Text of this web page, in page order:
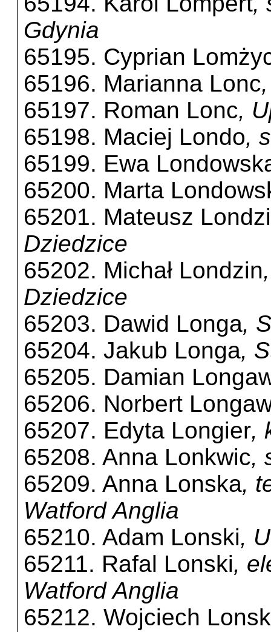
Gdynia
65195. Cyprian
65196. Marianna Lonc
65197. Roman Lonc,
65198. Maciej Londo,
65199. Ewa
65200. Marta
65201. Mateusz
Dziedzice
65202. Michał Londzin
Dziedzice
65203. Dawid Longa,
65204. Jakub Longa,
65205. Damian
65206. Norbert
65207. Edyta Longier,
65208. Anna Lonkwic,
65209. Anna Lonska,
Watford Anglia
65210. Adam Lonski,
65211. Rafal Lonski,
Watford Anglia
65212. Wojciech